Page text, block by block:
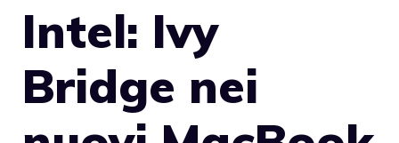
Intel: Ivy
Bridge nei